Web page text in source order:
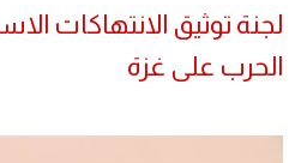
لجنة توثيق الانتهاكات
الحرب على غزة